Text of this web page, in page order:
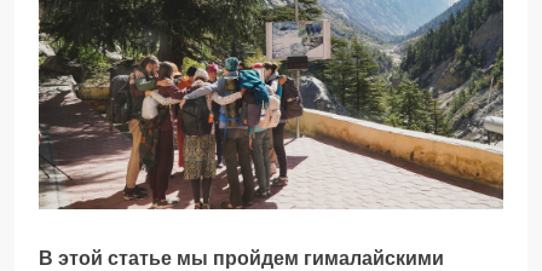
В этой статье мы пройдем гималайскими